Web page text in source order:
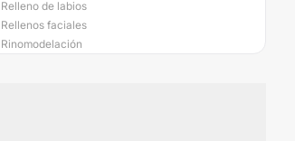
Relleno de labios
Rellenos faciales
Rinomodelación